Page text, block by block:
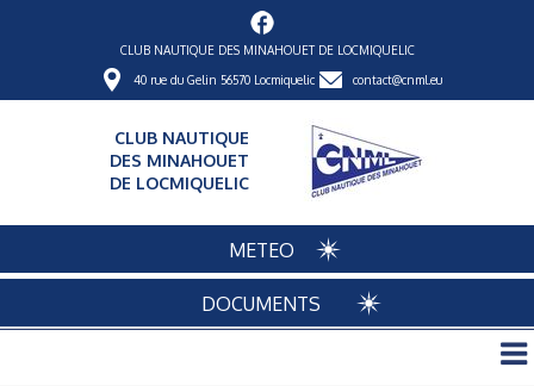
CLUB NAUTIQUE DES MINAHOUET DE LOCMIQUELIC
40 rue du Gelin 56570 Locmiquelic contact@cnml.eu
CLUB NAUTIQUE
DES MINAHOUET
DE LOCMIQUELIC
METEO
DOCUMENTS